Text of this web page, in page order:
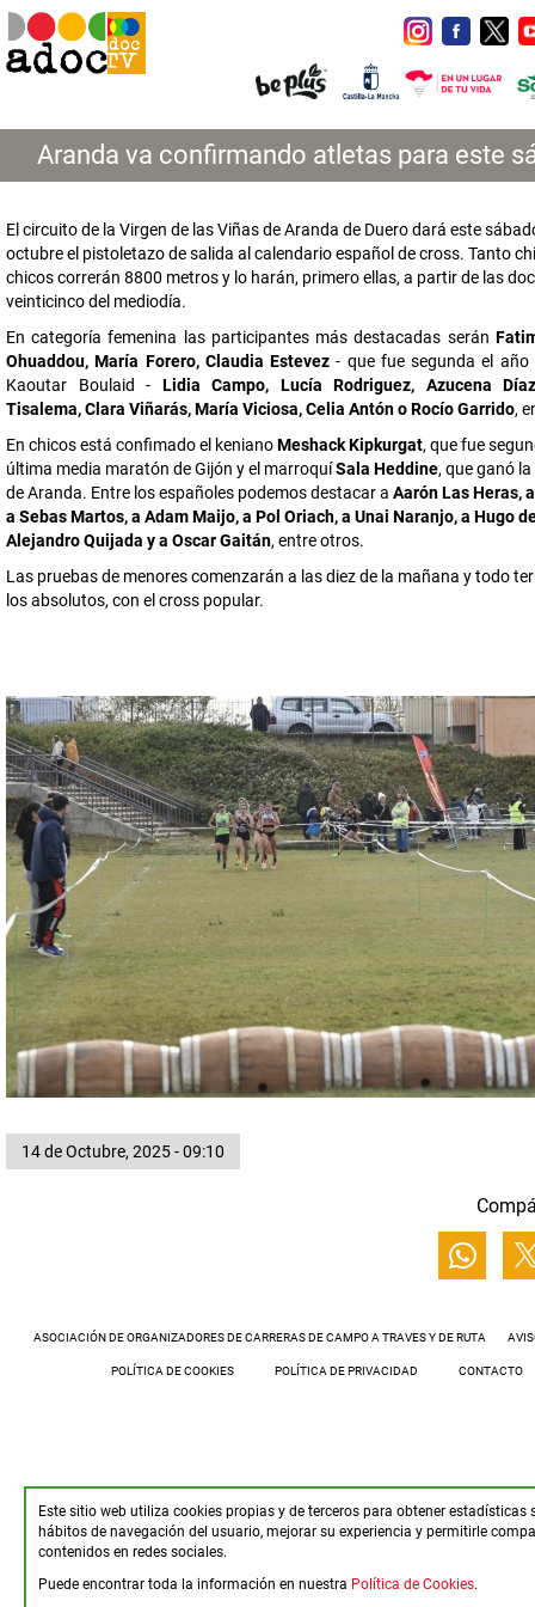
Aranda va confirmando atletas para este
El circuito de la Virgen de las Viñas de Aranda de Duero dará este
octubre el pistoletazo de salida al calendario español de cross. Tanto
chicos correrán 8800 metros y lo harán, primero ellas, a partir de las
veinticinco del mediodía.
En categoría femenina las participantes más destacadas serán
Ohuaddou, María Forero, Claudia Estevez - que fue segunda el
Kaoutar Boulaid - Lidia Campo, Lucía Rodriguez, Azucena
Tisalema, Clara Viñarás, María Viciosa, Celia Antón o Rocío Garrido,
En chicos está confimado el kenianoMeshack Kipkurgat, que fue
última media maratón de Gijón y el marroquíSala Heddine, que ganó
de Aranda. Entre los españoles podemos destacar a Aarón Las Heras,
a Sebas Martos, a Adam Maijo, a Pol Oriach, a Unai Naranjo, a Hugo
Alejandro Quijada y a Oscar Gaitán, entre otros.
Las pruebas de menores comenzarán a las diez de la mañana y todo
los absolutos, con el cross popular.
14 de Octubre, 2025 - 09:10
Este sitio web utiliza cookies propias y de terceros para obtener estadísticas
hábitos de navegación del usuario, mejorar su experiencia y permitirle
contenidos en redes sociales.
Puede encontrar toda la información en nuestra Política de Cookies.
ASOCIACIÓN DE ORGANIZADORES DE CARRERAS DE CAMPO A TRAVES Y DE RUTA
POLÍTICA DE COOKIES POLÍTICA DE PRIVACIDAD CONTACTO